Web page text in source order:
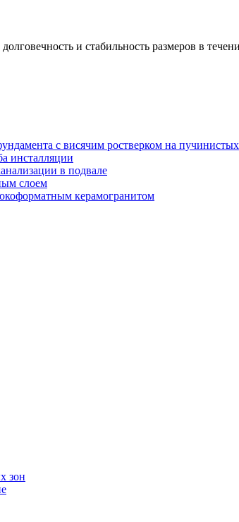
и стабильность размеров в
с висячим ростверком на
инсталляции
в подвале
слоем
керамогранитом
зон